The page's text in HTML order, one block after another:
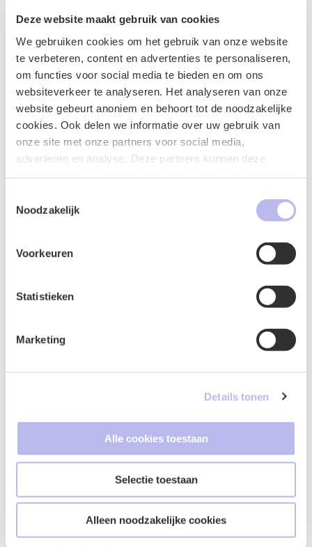
Deze website maakt gebruik van cookies
We gebruiken cookies om het gebruik van onze website
te verbeteren, content en advertenties te personaliseren,
om functies voor social media te bieden en om ons
websiteverkeer te analyseren. Het analyseren van onze
website gebeurt anoniem en behoort tot de noodzakelijke
cookies. Ook delen we informatie over uw gebruik van
onze site met onze partners voor social media,
adverteren en analyse. Deze partners kunnen deze
uw gebruik van hun services.
Noodzakelijk
Voorkeuren
Statistieken
Marketing
Details tonen
Alle cookies toestaan
Selectie toestaan
Alleen noodzakelijke cookies
E-mailadres*
Telefoonnummer*
Google ReCaptcha*